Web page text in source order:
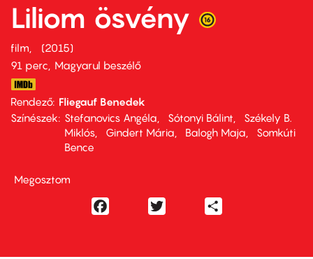
Liliom ösvény
film
2015
91 perc,
Magyarul beszélő
Rendező Fliegauf Benedek
Színészek
Stefanovics Angéla Sótonyi Bálint
Székely B.
Miklós
Gindert Mária Balogh Maja
Somkúti
Bence
Megosztom
Facebook